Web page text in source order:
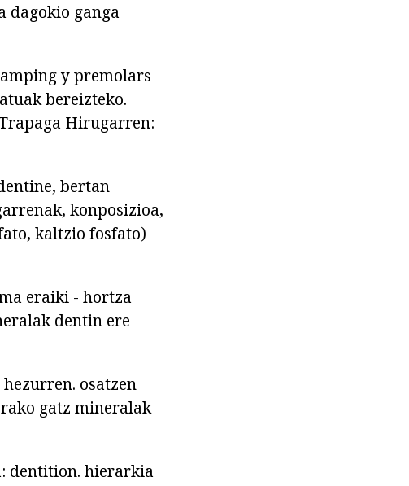
dagokio ganga
y premolars
bereizteko.
Hirugarren:
bertan
konposizioa,
kaltzio fosfato)
eraiki - hortza
dentin ere
osatzen
gatz mineralak
dentition. hierarkia